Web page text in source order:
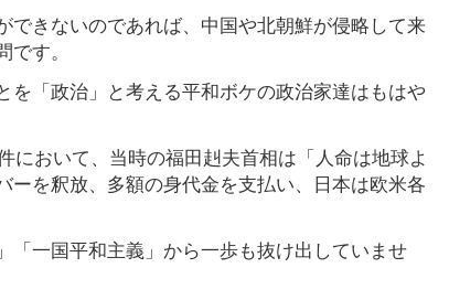
きないのであれば、中国や北朝鮮が侵略して来
す。
「政治」と考える平和ボケの政治家達はもはや
おいて、当時の福田赳夫首相は「人命は地球よ
を釈放、多額の身代金を支払い、日本は欧米各
一国平和主義」から一歩も抜け出していませ